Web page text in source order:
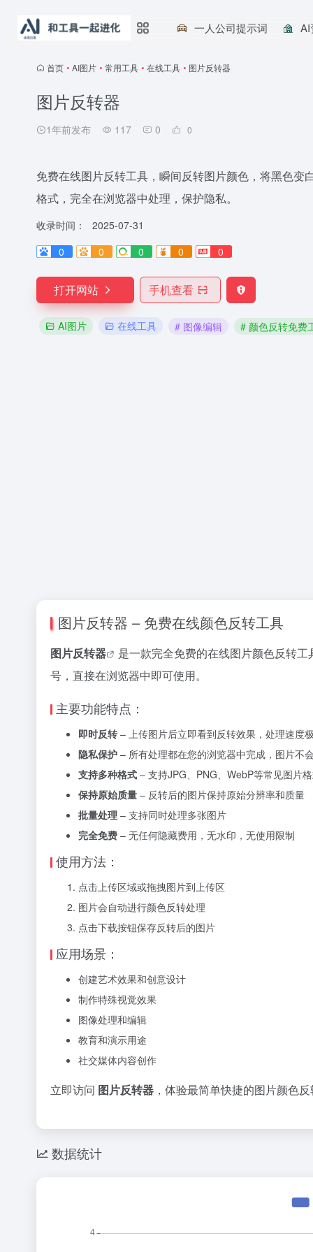
一人公司提示词 AI
首页 • AI图片 • 常用工具 • 在线工具 • 图片反转器
图片反转器
1年前发布 117 0 0
免费在线图片反转工具，瞬间反转图片颜色，将黑色
格式，完全在浏览器中处理，保护隐私。
收录时间：
2025-07-31
0
0 0 0 0
打开网站 手机查看
AI图片 在线工具 # 图像编辑 # 颜色反转免费
图片反转器 – 免费在线颜色反转工具
图片反转器
是一款完全免费的在线图片颜色反转
号，直接在浏览器中即可使用。
主要功能特点：
即时反转 – 上传图片后立即看到反转效果，处理速度
隐私保护 – 所有处理都在您的浏览器中完成，图片不
支持多种格式 – 支持JPG、PNG、WebP等常见图片
保持原始质量 – 反转后的图片保持原始分辨率和质量
批量处理 – 支持同时处理多张图片
完全免费 – 无任何隐藏费用，无水印，无使用限制
使用方法：
点击上传区域或拖拽图片到上传区
图片会自动进行颜色反转处理
点击下载按钮保存反转后的图片
应用场景：
创建艺术效果和创意设计
制作特殊视觉效果
图像处理和编辑
教育和演示用途
社交媒体内容创作
立即访问 图片反转器 ，体验最简单快捷的图片颜色
数据统计